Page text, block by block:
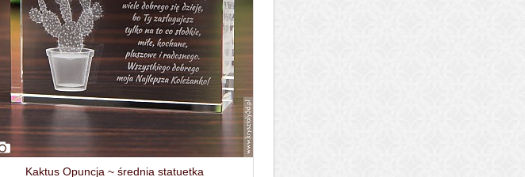
Kaktus Opuncja ~ średnia statuetka